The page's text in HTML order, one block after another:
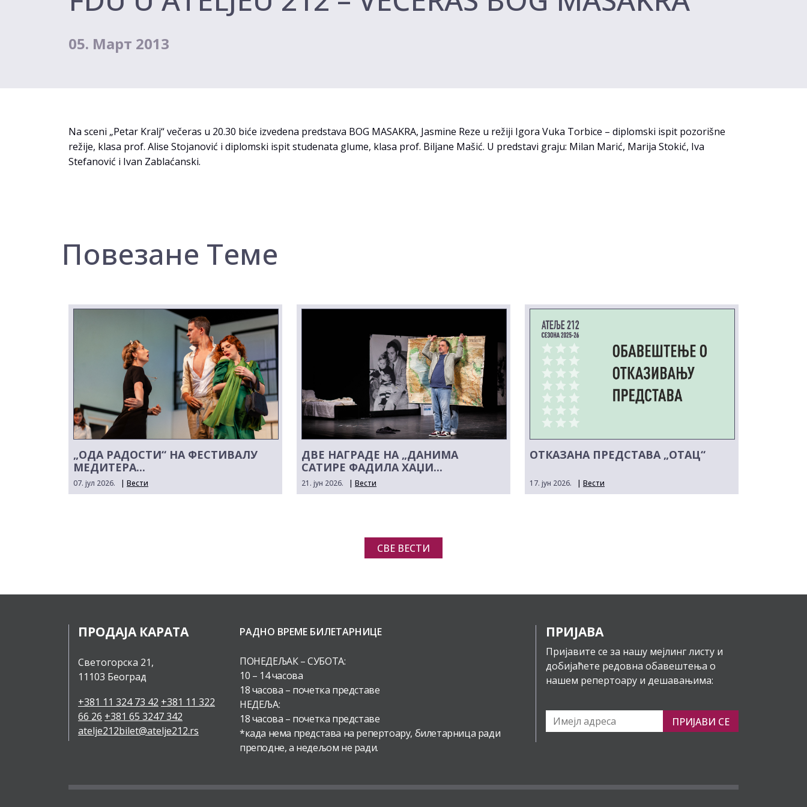
05. Март 2013
Na sceni „Petar Kralj“ večeras u 20.30 biće izvedena predstava BOG MASAKRA, Jasmine Reze u režiji Igora Vuka Torbice – diplomski ispit pozorišne
režije, klasa prof. Alise Stojanović i diplomski ispit studenata glume, klasa prof. Biljane Mašić. U predstavi graju: Milan Marić, Marija Stokić, Iva
Stefanović i Ivan Zablaćanski.
Повезане Теме
„ОДА РАДОСТИ“ НА ФЕСТИВАЛУ
МЕДИТЕРА...
07. јул 2026. | Вести
ДВЕ НАГРАДЕ НА „ДАНИМА
САТИРЕ ФАДИЛА ХАЏИ...
21. јун 2026. | Вести
ОТКАЗАНА ПРЕДСТАВА „ОТАЦ“
17. јун 2026. | Вести
СВЕ ВЕСТИ
ПРОДАЈА КАРАТА
Светогорска 21,
11103 Београд
+381 11 324 73 42 +381 11 322
66 26 +381 65 3247 342
atelje212bilet@atelje212.rs
РАДНО ВРЕМЕ БИЛЕТАРНИЦЕ
ПОНЕДЕЉАК – СУБОТА:
10 – 14 часова
18 часова – почетка представе
НЕДЕЉА:
18 часова – почетка представе
*када нема представа на репертоару, билетарница ради
преподне, а недељом не ради.
ПРИЈАВА
Пријавите се за нашу мејлинг листу и
добијаћете редовна обавештења о
нашем репертоару и дешавањима:
ПРИЈАВИ СЕ